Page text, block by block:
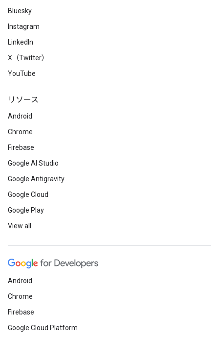
Bluesky
Instagram
LinkedIn
X（Twitter）
YouTube
リソース
Android
Chrome
Firebase
Google AI Studio
Google Antigravity
Google Cloud
Google Play
View all
Android
Chrome
Firebase
Google Cloud Platform